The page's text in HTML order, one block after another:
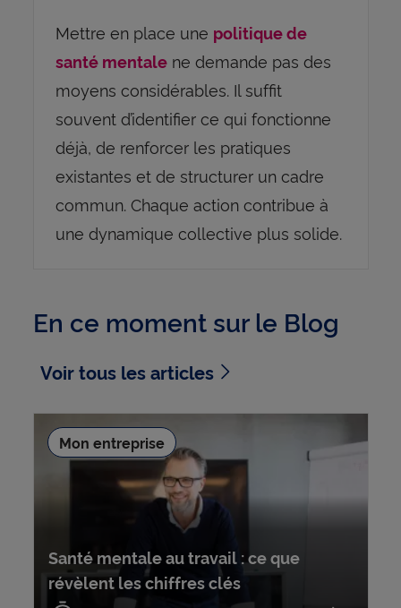
Mettre en place une politique de
santé mentalene demande pas des
moyens considérables. Il suffit
souvent d’identifier ce qui fonctionne
déjà, de renforcer les pratiques
existantes et de structurer un cadre
commun. Chaque action contribue à
une dynamique collective plus solide.
En ce moment sur le Blog
Voir tous les articles
Santé mentale au travail : ce que
révèlent les chiffres clés
Mon entreprise